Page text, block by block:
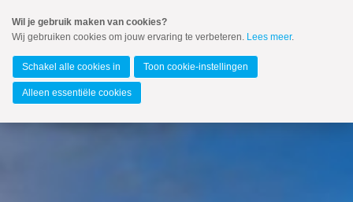
naar
Spring
de
inhoud
Spring
naar
Zuid-Holland
MENU
Wil je gebruik maken van cookies?
Wij gebruiken cookies om jouw ervaring te verbeteren. Lees meer.
Schakel alle cookies in Toon cookie-instellingen
Alleen essentiële cookies